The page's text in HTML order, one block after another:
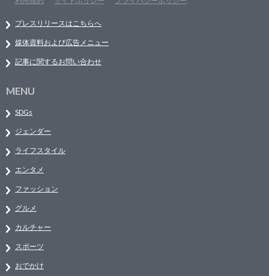
プレスリリースはこちらへ
媒体資料および広告メニュー
記事に関するお問い合わせ
MENU
SDGs
ジェンダー
ライフスタイル
エンタメ
ファッション
グルメ
カルチャー
スポーツ
おでかけ